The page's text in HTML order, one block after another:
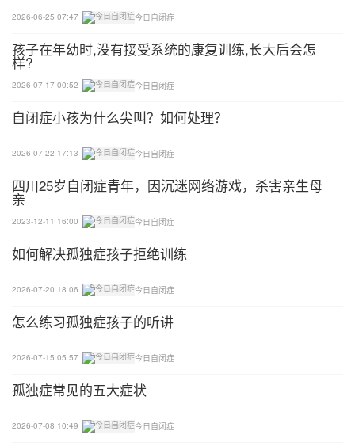
首先，孩子在小龄时期，他的学习能力比较强，在关
发展提供了更大的机会和空间，也更容易缩小孩子发
展的差距。
同时，在幼儿时期，普通孩子的能力，和所需要学习
差别还不太大，那么干预的内容相对也较为简单，孩
子学习进步的速度会更快。
而且，这个时期，孩子还没有来自学校学习知识等方
面的负担，我们更有时间对他们进行行为、社交、语
言等方面进行大量的训练。
可控性更强，干预效果越好
的干预。
在孩子发育早期，因为大家都不知道应该如何帮助孩
子，那么很可能大家对孩子的反应都不一致，这样往
2026-06-25 07:47 今日自闭症
孩子在年幼时,没有接受系统的康复训练,长大后会怎
样?
2026-07-17 00:52 今日自闭症
自闭症小孩为什么尖叫？如何处理？
2026-07-22 17:13 今日自闭症
四川25岁自闭症青年，因沉迷网络游戏，杀害亲生母
亲
2023-12-11 16:00 今日自闭症
如何解决孤独症孩子拒绝训练
2026-07-20 18:06 今日自闭症
怎么练习孤独症孩子的听讲
2026-07-15 05:57 今日自闭症
孤独症常见的五大症状
2026-07-08 10:49 今日自闭症